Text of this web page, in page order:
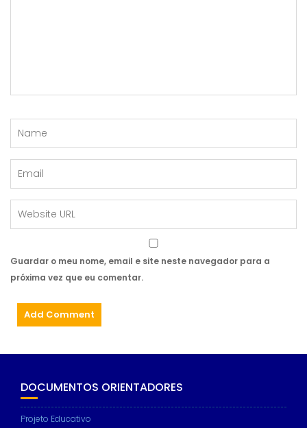
Guardar o meu nome, email e site neste navegador para a
próxima vez que eu comentar.
DOCUMENTOS ORIENTADORES
Projeto Educativo